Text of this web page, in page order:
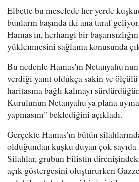
Elbette bu meselede her yerde
bunların başında iki ana taraf
Hamas'ın, herhangi bir
yüklenmesini sağlama konusunda
Bu nedenle Hamas'ın
verdiği yanıt oldukça sakin ve
haritasına bağlı kalmayı
Kurulunun Netanyahu'ya plana
yapmasını" beklediğini açıkladı.
Gerçekte Hamas'ın bütün
olduğundan kuşku duyan çok
Silahlar, grubun Filistin
açık göstergesini oluştururken